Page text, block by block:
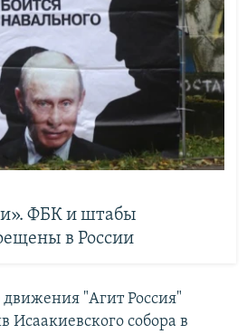
ФБК и штабы
в России
"Агит Россия"
Исаакиевского собора в